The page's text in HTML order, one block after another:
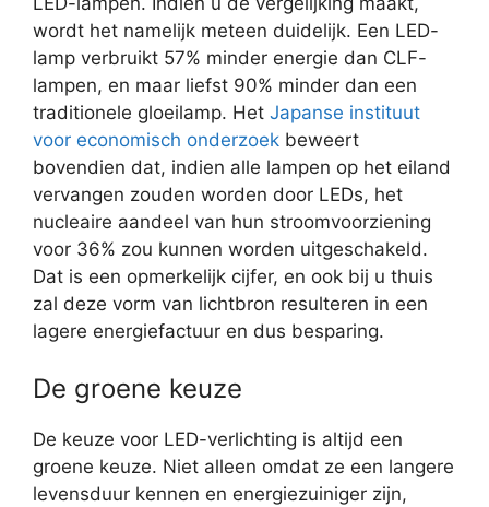
wordt het namelijk meteen duidelijk. Een LED-
lamp verbruikt 57% minder energie dan CLF-
lampen, en maar liefst 90% minder dan een
traditionele gloeilamp. Het Japanse instituut
voor economisch onderzoek beweert
bovendien dat, indien alle lampen op het eiland
vervangen zouden worden door LEDs, het
nucleaire aandeel van hun stroomvoorziening
voor 36% zou kunnen worden uitgeschakeld.
Dat is een opmerkelijk cijfer, en ook bij u thuis
zal deze vorm van lichtbron resulteren in een
lagere energiefactuur en dus besparing.
De groene keuze
De keuze voor LED-verlichting is altijd een
groene keuze. Niet alleen omdat ze een langere
levensduur kennen en energiezuiniger zijn,